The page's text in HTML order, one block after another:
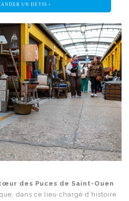
UN DEVIS •
des Puces de Saint-Ouen
dans ce lieu chargé d’histoire